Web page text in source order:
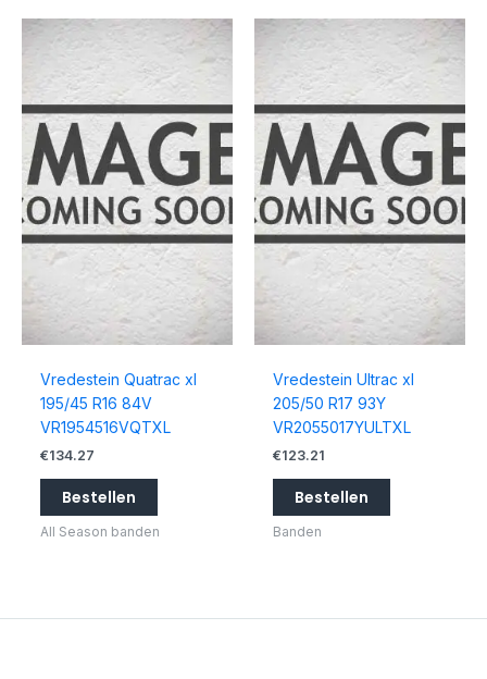
Vredestein Quatrac xl
195/45 R16 84V
VR1954516VQTXL
€134.27
Bestellen
All Season banden
Vredestein Ultrac xl
205/50 R17 93Y
VR2055017YULTXL
€123.21
Bestellen
Banden